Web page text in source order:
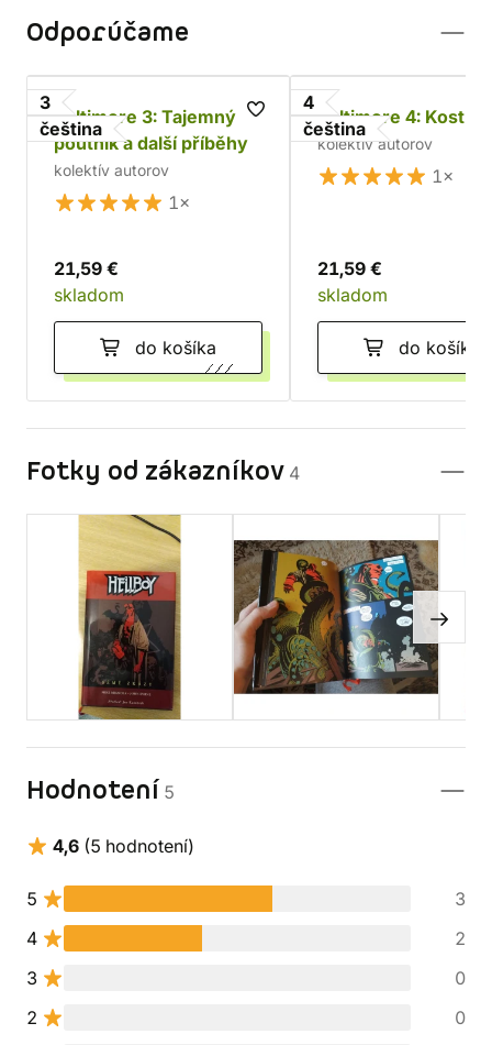
Odporúčame
3
čeština
Baltimore 3: Tajemný
poutník a další příběhy
kolektív autorov
1×
21,59 €
skladom
do košíka
4
čeština
Baltimore 4:
kolektív autorov
1×
21,59 €
skladom
do košíka
Fotky od zákazníkov 4
Hodnotení 5
4,6 (5 hodnotení)
5
3
4
2
3
0
2
0